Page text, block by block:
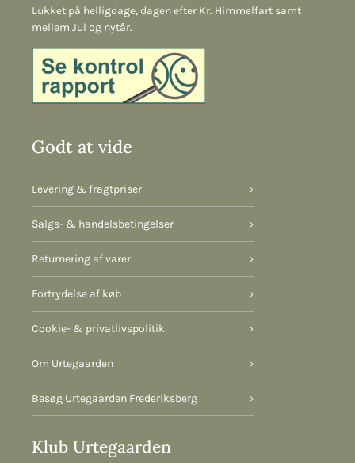
Lukket på helligdage, dagen efter Kr. Himmelfart samt
mellem Jul og nytår.
Godt at vide
Levering & fragtpriser ›
Salgs- & handelsbetingelser ›
Returnering af varer ›
Fortrydelse af køb ›
Cookie- & privatlivspolitik ›
Om Urtegaarden ›
Besøg Urtegaarden Frederiksberg ›
Klub Urtegaarden